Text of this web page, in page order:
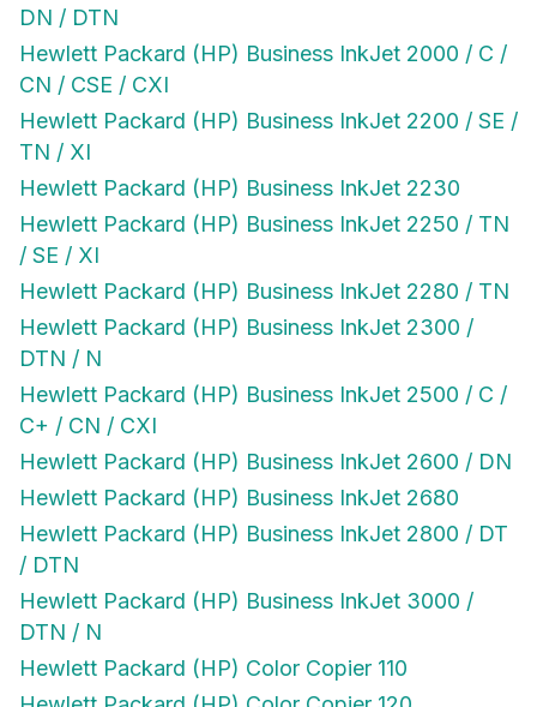
DN / DTN
Hewlett Packard (HP) Business InkJet 2000 / C /
CN / CSE / CXI
Hewlett Packard (HP) Business InkJet 2200 / SE /
TN / XI
Hewlett Packard (HP) Business InkJet 2230
Hewlett Packard (HP) Business InkJet 2250 / TN
/ SE / XI
Hewlett Packard (HP) Business InkJet 2280 / TN
Hewlett Packard (HP) Business InkJet 2300 /
DTN / N
Hewlett Packard (HP) Business InkJet 2500 / C /
C+ / CN / CXI
Hewlett Packard (HP) Business InkJet 2600 / DN
Hewlett Packard (HP) Business InkJet 2680
Hewlett Packard (HP) Business InkJet 2800 / DT
/ DTN
Hewlett Packard (HP) Business InkJet 3000 /
DTN / N
Hewlett Packard (HP) Color Copier 110